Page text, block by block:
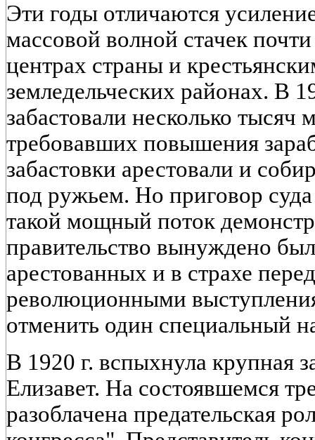
Эти годы отличаются
массовой волной стачек
центрах страны и
земледельческих районах. В
забастовали несколько
требовавших повышения
забастовки арестовали и
под ружьем. Но приговор
такой мощный поток
правительство вынуждено
арестованных и в страхе
революционными
отменить один специальный
В 1920 г. вспыхнула крупная
Елизавет. На состоявшемся
разоблачена предательская